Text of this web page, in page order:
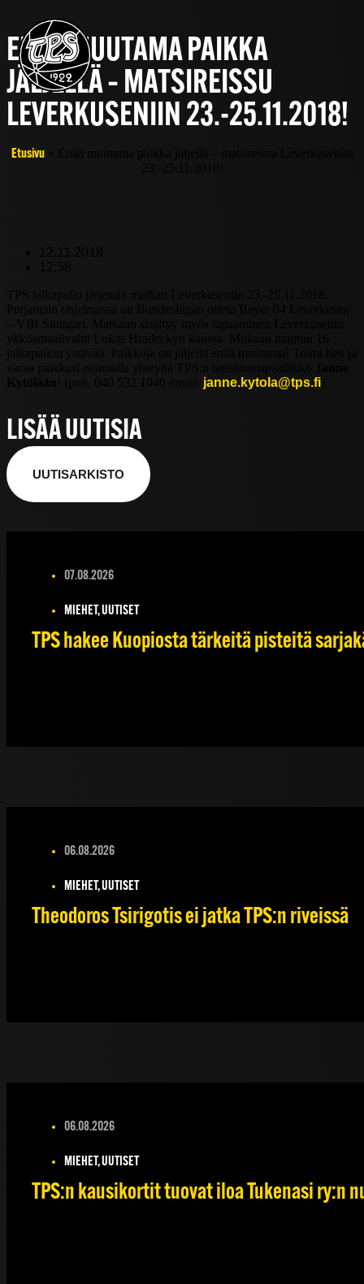
ENÄÄ MUUTAMA PAIKKA
JÄLJELLÄ – MATSIREISSU
LEVERKUSENIIN 23.-25.11.2018!
Etusivu»
janne.kytola@tps.fi
LISÄÄ UUTISIA
UUTISARKISTO
07.08.2026
MIEHET, UUTISET
TPS hakee Kuopiosta tärkeitä pisteitä
06.08.2026
MIEHET, UUTISET
Theodoros Tsirigotis ei jatka TPS:n riveissä
06.08.2026
MIEHET, UUTISET
TPS:n kausikortit tuovat iloa Tukenasi ry:n